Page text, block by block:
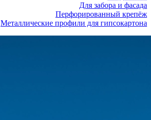
Для забора и фасада
Перфорированный крепёж
Металлические профили для гипсокартона